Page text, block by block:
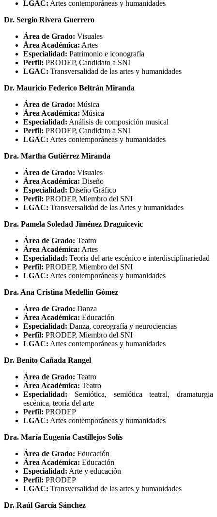
LGAC: Artes contemporáneas y humanidades
Dr. Sergio Rivera Guerrero
Área de Grado: Visuales
Área Académica: Artes
Especialidad: Patrimonio e iconografía
Perfil: PRODEP, Candidato a SNI
LGAC: Transversalidad de las artes y humanidades
Dr. Mauricio Federico Beltrán Miranda
Área de Grado: Música
Área Académica: Música
Especialidad: Análisis de composición musical
Perfil: PRODEP, Candidato a SNI
LGAC: Artes contemporáneas y humanidades
Dra. Martha Gutiérrez Miranda
Área de Grado: Visuales
Área Académica: Diseño
Especialidad: Diseño Gráfico
Perfil: PRODEP, Miembro del SNI
LGAC: Transversalidad de las Artes y humanidades
Dra. Pamela Soledad Jiménez Draguicevic
Área de Grado: Teatro
Área Académica: Artes
Especialidad: Teoría del arte escénico e interdisciplinariedad
Perfil: PRODEP, Miembro del SNI
LGAC: Artes contemporáneas y humanidades
Dra. Ana Cristina Medellín Gómez
Área de Grado: Danza
Área Académica: Educación
Especialidad: Danza, coreografía y neurociencias
Perfil: PRODEP, Miembro del SNI
LGAC: Artes contemporáneas y humanidades
Dr. Benito Cañada Rangel
Área de Grado: Teatro
Área Académica: Teatro
Especialidad: Semiótica, semiótica teatral, dramaturgia
escénica, teoría del arte
Perfil: PRODEP
LGAC: Artes contemporáneas y humanidades
Dra. María Eugenia Castillejos Solís
Área de Grado: Educación
Área Académica: Educación
Especialidad: Arte y educación
Perfil: PRODEP
LGAC: Transversalidad de las artes y humanidades
Dr. Raúl García Sánchez